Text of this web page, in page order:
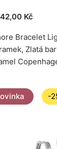
Kč
Bracelet
Zlatá
-